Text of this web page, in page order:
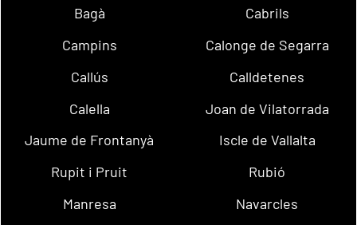
Bagà
Cabrils
Campins
Calonge de Segarra
Callús
Calldetenes
Calella
Joan de Vilatorrada
Jaume de Frontanyà
Iscle de Vallalta
Rupit i Pruit
Rubió
Manresa
Navarcles